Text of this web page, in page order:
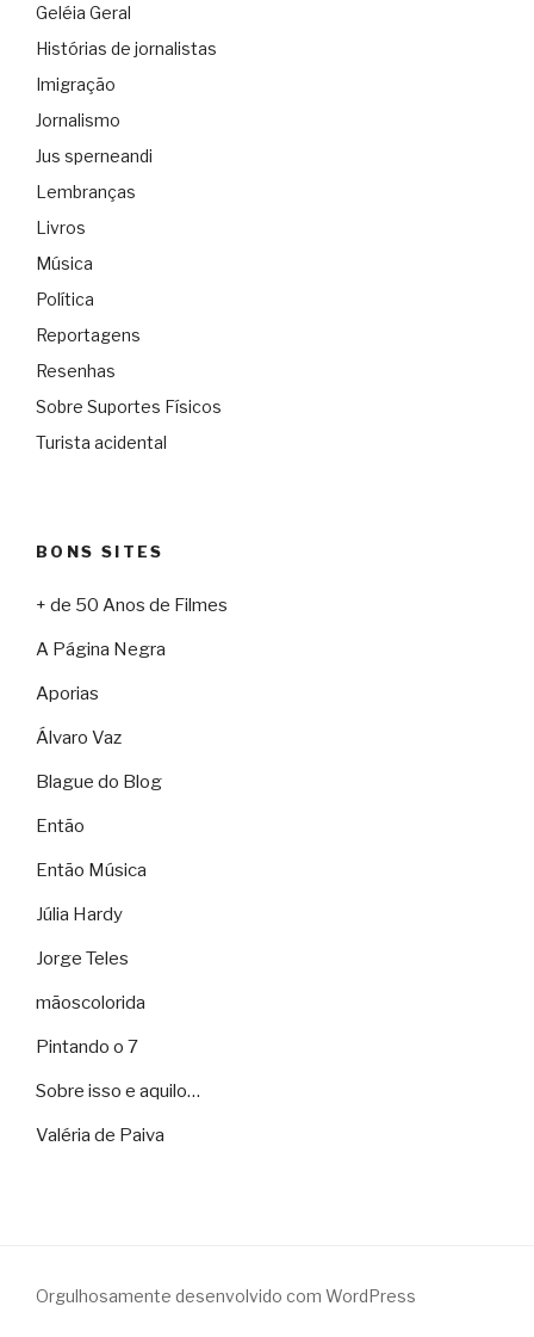
Geléia Geral
Histórias de jornalistas
Imigração
Jornalismo
Jus sperneandi
Lembranças
Livros
Música
Política
Reportagens
Resenhas
Sobre Suportes Físicos
Turista acidental
BONS SITES
+ de 50 Anos de Filmes
A Página Negra
Aporias
Álvaro Vaz
Blague do Blog
Então
Então Música
Júlia Hardy
Jorge Teles
mãoscolorida
Pintando o 7
Sobre isso e aquilo…
Valéria de Paiva
Orgulhosamente desenvolvido com WordPress